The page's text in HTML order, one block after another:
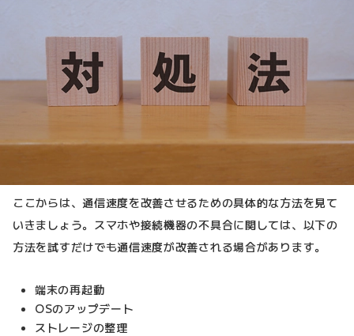
ここからは、通信速度を改善させるための具体的な方法を見て
いきましょう。スマホや接続機器の不具合に関しては、以下の
方法を試すだけでも通信速度が改善される場合があります。
端末の再起動
OSのアップデート
ストレージの整理